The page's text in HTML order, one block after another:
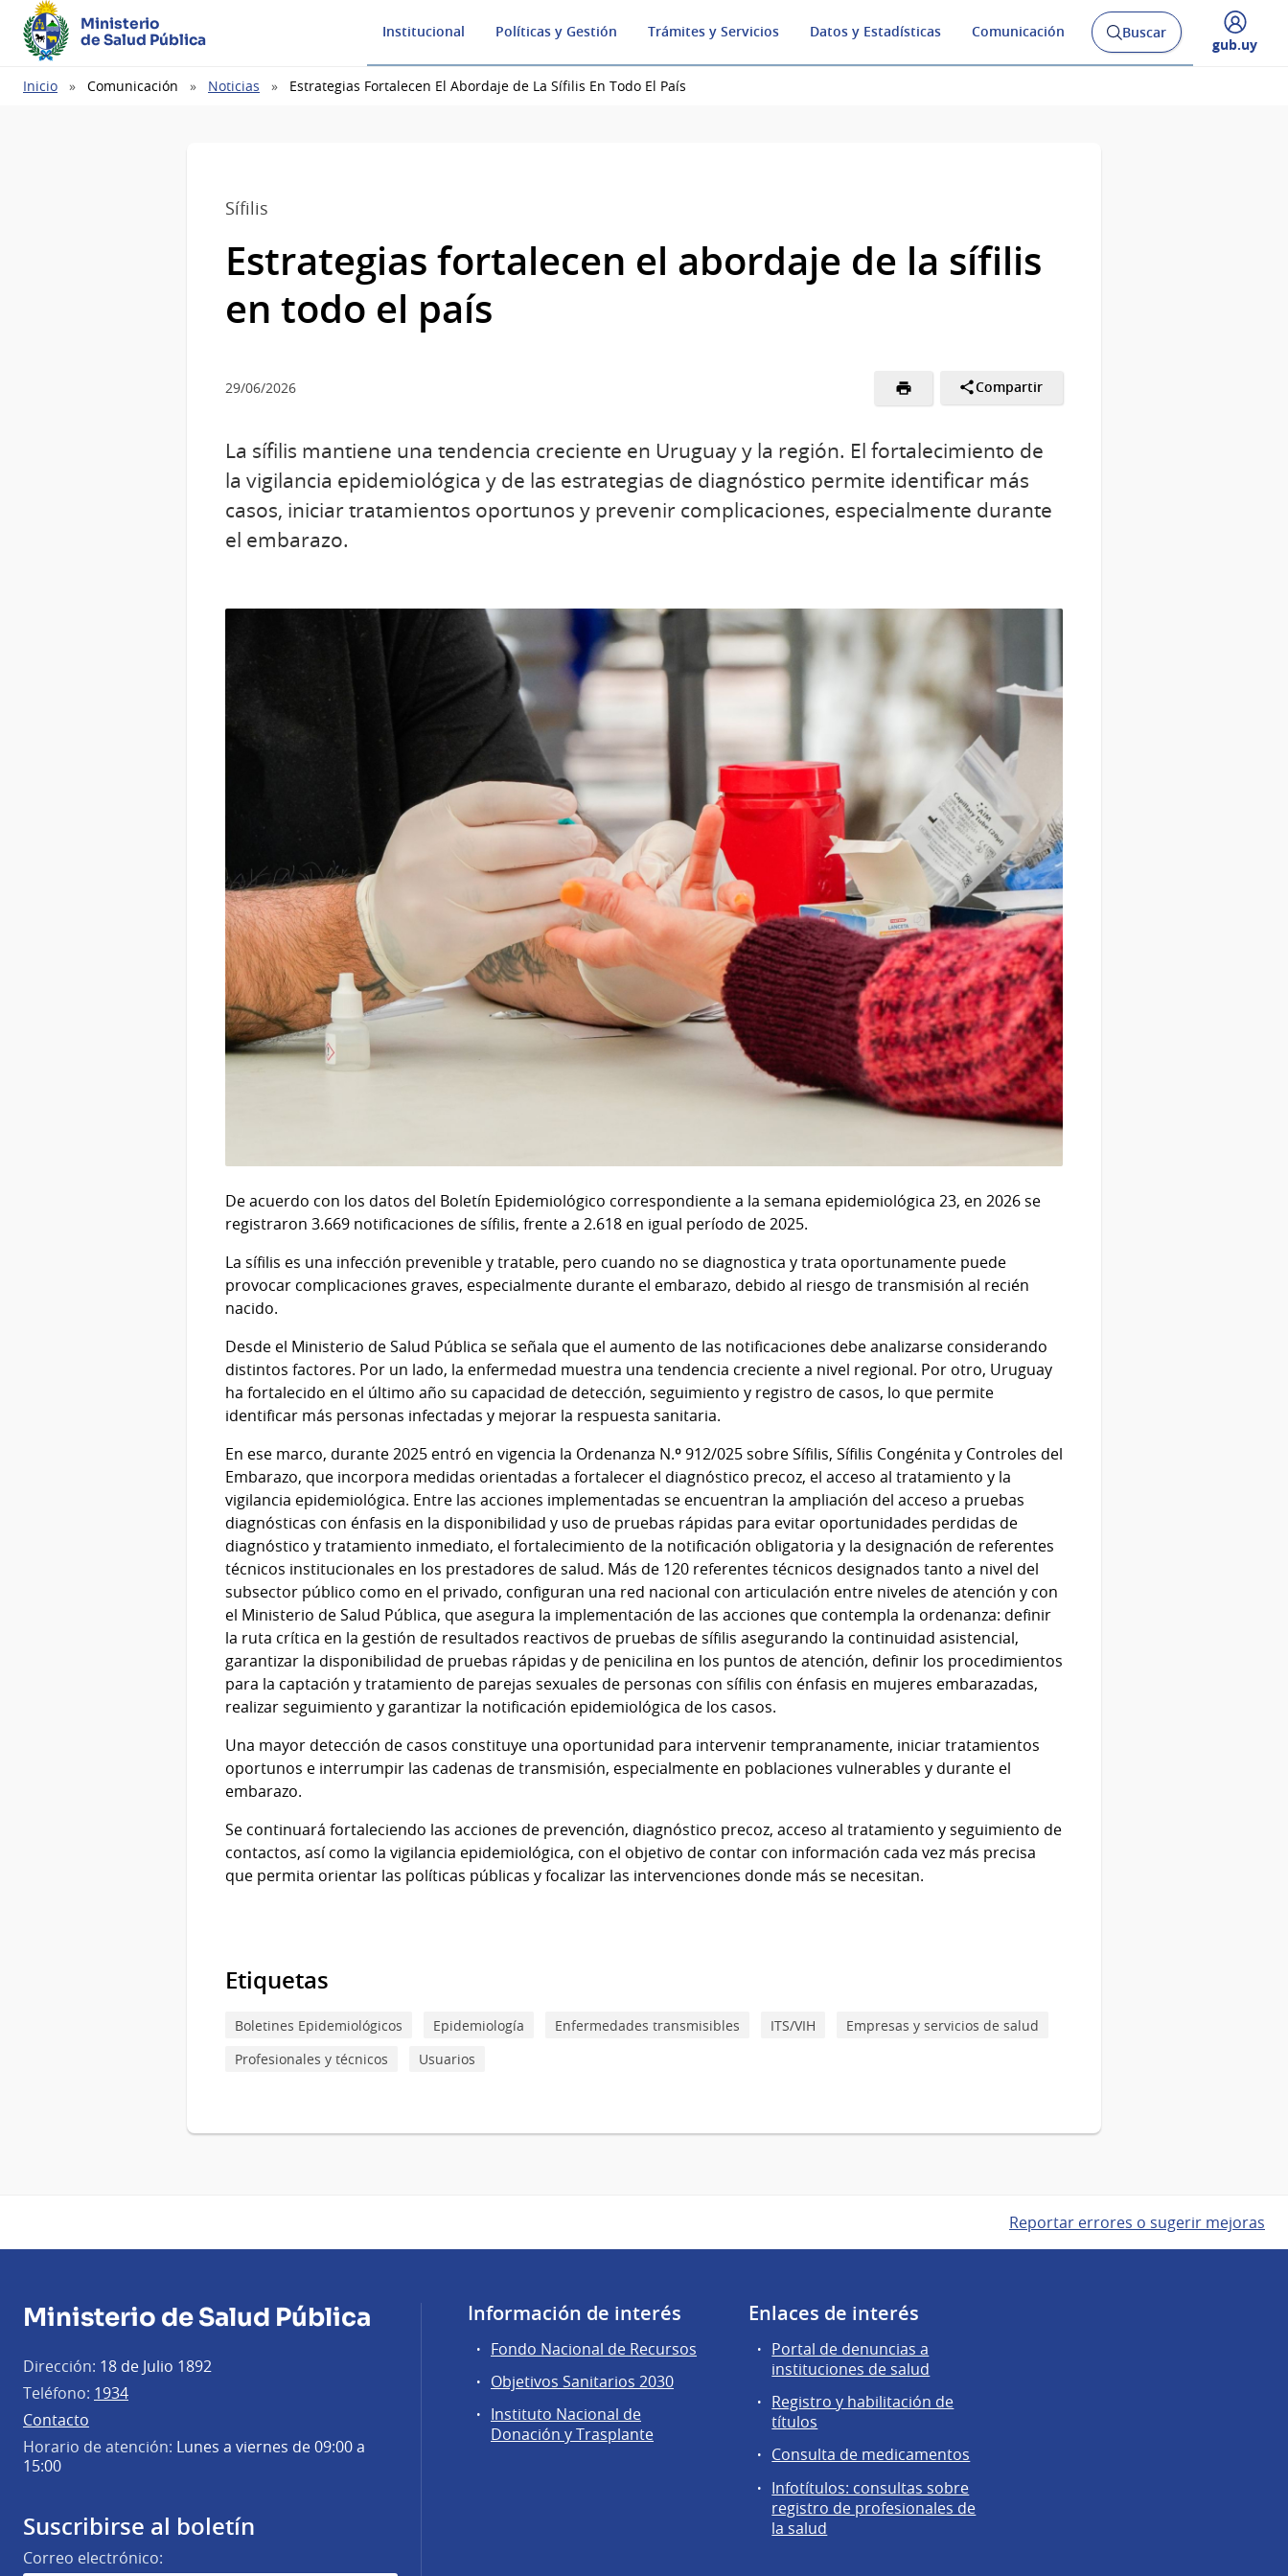
Ministerio
de Salud Pública
Institucional Políticas y Gestión Trámites y Servicios Datos y Estadísticas Comunicación
Abrir
buscador
Buscar
Desplegar
gub.uy
Ruta
Inicio Comunicación Noticias Estrategias Fortalecen El Abordaje de La Sífilis En Todo El País
Sífilis
Estrategias fortalecen el abordaje de la sífilis
en todo el país
29/06/2026 Compartir
La sífilis mantiene una tendencia creciente en Uruguay y la región. El fortalecimiento de
la vigilancia epidemiológica y de las estrategias de diagnóstico permite identificar más
casos, iniciar tratamientos oportunos y prevenir complicaciones, especialmente durante
el embarazo.
De acuerdo con los datos del Boletín Epidemiológico correspondiente a la semana epidemiológica 23, en 2026 se
registraron 3.669 notificaciones de sífilis, frente a 2.618 en igual período de 2025.
La sífilis es una infección prevenible y tratable, pero cuando no se diagnostica y trata oportunamente puede
provocar complicaciones graves, especialmente durante el embarazo, debido al riesgo de transmisión al recién
nacido.
Desde el Ministerio de Salud Pública se señala que el aumento de las notificaciones debe analizarse considerando
distintos factores. Por un lado, la enfermedad muestra una tendencia creciente a nivel regional. Por otro, Uruguay
ha fortalecido en el último año su capacidad de detección, seguimiento y registro de casos, lo que permite
identificar más personas infectadas y mejorar la respuesta sanitaria.
En ese marco, durante 2025 entró en vigencia la Ordenanza N.º 912/025 sobre Sífilis, Sífilis Congénita y Controles del
Embarazo, que incorpora medidas orientadas a fortalecer el diagnóstico precoz, el acceso al tratamiento y la
vigilancia epidemiológica. Entre las acciones implementadas se encuentran la ampliación del acceso a pruebas
diagnósticas con énfasis en la disponibilidad y uso de pruebas rápidas para evitar oportunidades perdidas de
diagnóstico y tratamiento inmediato, el fortalecimiento de la notificación obligatoria y la designación de referentes
técnicos institucionales en los prestadores de salud. Más de 120 referentes técnicos designados tanto a nivel del
subsector público como en el privado, configuran una red nacional con articulación entre niveles de atención y con
el Ministerio de Salud Pública, que asegura la implementación de las acciones que contempla la ordenanza: definir
la ruta crítica en la gestión de resultados reactivos de pruebas de sífilis asegurando la continuidad asistencial,
garantizar la disponibilidad de pruebas rápidas y de penicilina en los puntos de atención, definir los procedimientos
para la captación y tratamiento de parejas sexuales de personas con sífilis con énfasis en mujeres embarazadas,
realizar seguimiento y garantizar la notificación epidemiológica de los casos.
Una mayor detección de casos constituye una oportunidad para intervenir tempranamente, iniciar tratamientos
oportunos e interrumpir las cadenas de transmisión, especialmente en poblaciones vulnerables y durante el
embarazo.
Se continuará fortaleciendo las acciones de prevención, diagnóstico precoz, acceso al tratamiento y seguimiento de
contactos, así como la vigilancia epidemiológica, con el objetivo de contar con información cada vez más precisa
que permita orientar las políticas públicas y focalizar las intervenciones donde más se necesitan.
Etiquetas
Boletines Epidemiológicos Epidemiología Enfermedades transmisibles ITS/VIH
Empresas y servicios de salud
Profesionales y técnicos
Usuarios
Reportar errores o sugerir mejoras
Ministerio de Salud Pública
Dirección: 18 de Julio 1892
Teléfono: 1934
Contacto
Horario de atención: Lunes a viernes de 09:00 a
15:00
Suscribirse al boletín
Correo electrónico:
Información de interés
Fondo Nacional de Recursos
Objetivos Sanitarios 2030
Instituto Nacional de
Donación y Trasplante
Enlaces de interés
Portal de denuncias a
instituciones de salud
Registro y habilitación de
títulos
Consulta de medicamentos
Infotítulos: consultas sobre
registro de profesionales de
la salud